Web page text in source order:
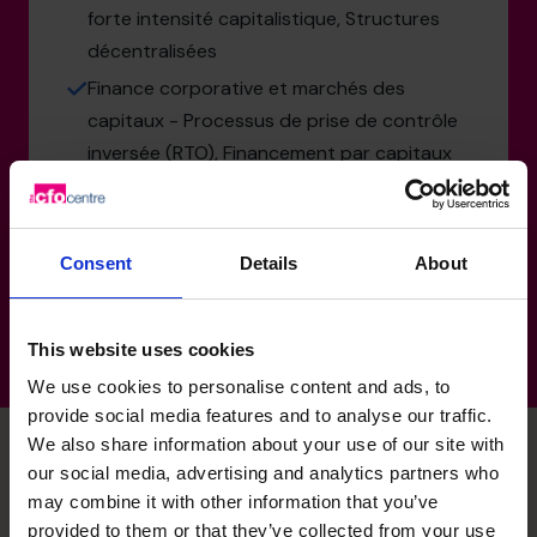
Consent Details About
This website uses cookies
We use cookies to personalise content and ads, to
provide social media features and to analyse our traffic.
We also share information about your use of our site with
our social media, advertising and analytics partners who
may combine it with other information that you’ve
provided to them or that they’ve collected from your use
forte intensité capitalistique, Structures
décentralisées
Finance corporative et marchés des
capitaux - Processus de prise de contrôle
inversée (RTO), Financement par capitaux
Compétences spécialisées